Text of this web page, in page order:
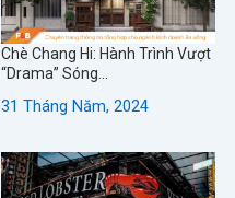
Chè Chang Hi: Hành Trình Vượt
“Drama” Sóng...
31 Tháng Năm, 2024